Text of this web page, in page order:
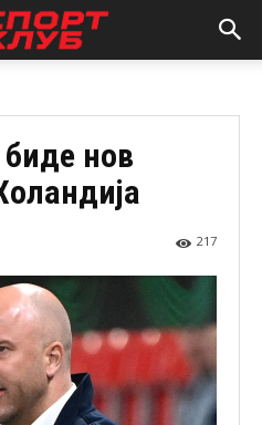
нов
217